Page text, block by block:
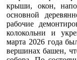
крыши, окон,
основной
рабочие
колокольни и
марта 2026 года
вершинах башен,